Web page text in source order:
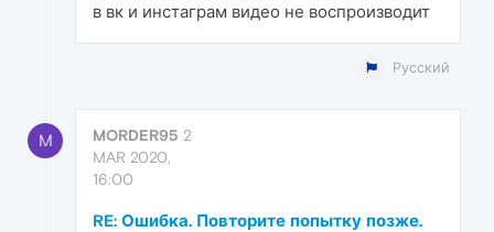
в вк и инстаграм видео не воспроизводит
Русский
M MORDER95 2
MAR 2020,
16:00
RE: Ошибка. Повторите попытку позже.